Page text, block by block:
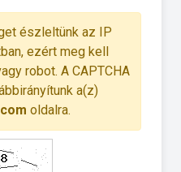
észleltünk az IP
ezért meg kell
robot. A CAPTCHA
a(z)
oldalra.